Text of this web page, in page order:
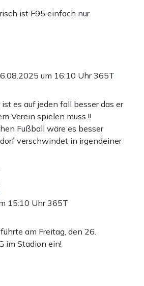
ist F95 einfach nur
um 16:10 Uhr365T
ist es auf jeden fall besser das er
Verein spielen muss !!
Fußball wäre es besser
verschwindet in irgendeiner
15:10 Uhr365T
am Freitag, den 26.
im Stadion ein!